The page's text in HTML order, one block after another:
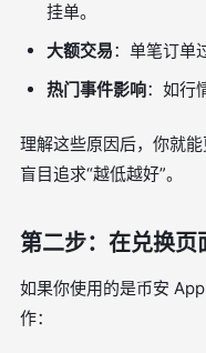
挂单。
大额交易：单笔订单
热门事件影响：如行
理解这些原因后，你就
盲目追求“越低越好”。
第二步：在兑换页
如果你使用的是币安
作：